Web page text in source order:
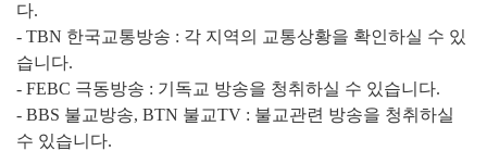
다.
- TBN 한국교통방송 : 각 지역의 교통상황을 확인하실 수 있
습니다.
- FEBC 극동방송 : 기독교 방송을 청취하실 수 있습니다.
- BBS 불교방송, BTN 불교TV : 불교관련 방송을 청취하실
수 있습니다.